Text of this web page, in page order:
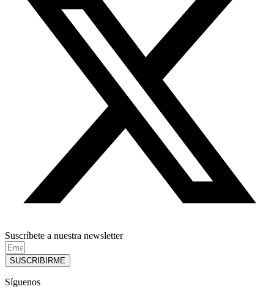
Suscríbete a nuestra newsletter
SUSCRIBIRME
Síguenos